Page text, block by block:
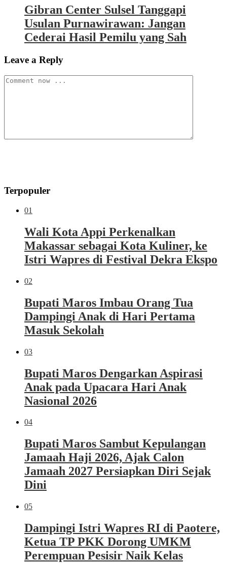
Gibran Center Sulsel Tanggapi
Usulan Purnawirawan: Jangan
Cederai Hasil Pemilu yang Sah
Leave a Reply
Terpopuler
01
Wali Kota Appi Perkenalkan
Makassar sebagai Kota Kuliner, ke
Istri Wapres di Festival Dekra Ekspo
02
Bupati Maros Imbau Orang Tua
Dampingi Anak di Hari Pertama
Masuk Sekolah
03
Bupati Maros Dengarkan Aspirasi
Anak pada Upacara Hari Anak
Nasional 2026
04
Bupati Maros Sambut Kepulangan
Jamaah Haji 2026, Ajak Calon
Jamaah 2027 Persiapkan Diri Sejak
Dini
05
Dampingi Istri Wapres RI di Paotere,
Ketua TP PKK Dorong UMKM
Perempuan Pesisir Naik Kelas